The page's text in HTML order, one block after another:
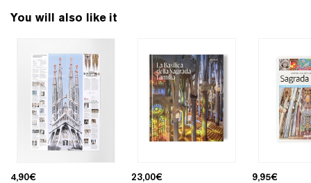
You will also like it
4,90€ 23,00€ 9,95€